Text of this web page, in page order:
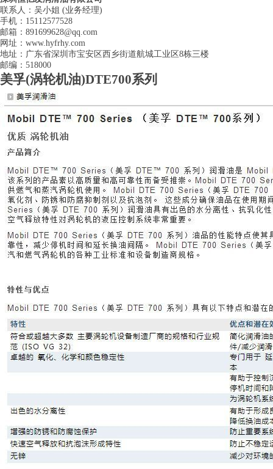
联系人：吴小姐 (业务经理)
手机：15112577528
邮箱：891699628@qq.com
网址：www.hyfrhy.com
地址：广东省深圳市宝安区西乡街道航城工业区8栋三楼
邮编：518000
美孚(涡轮机油)DTE700系列